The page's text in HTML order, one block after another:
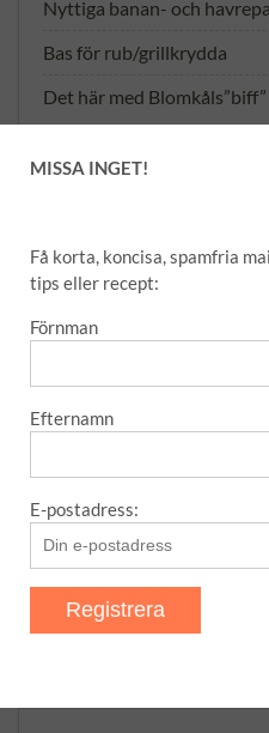
Nyttiga banan- och
Bas för rub/grillkrydda
Det här med Blomkåls”biff”
ENKELT
Förnman
Efternamn
E-postadress:
MISSA INGET!
Få korta, koncisa, spamfria
tips eller recept:
Förnman
Efternamn
E-postadress: